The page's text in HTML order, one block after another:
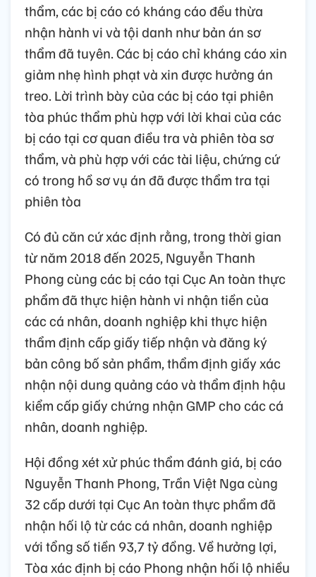
thẩm, các bị cáo có kháng cáo đều thừa
nhận hành vi và tội danh như bản án sơ
thẩm đã tuyên. Các bị cáo chỉ kháng cáo xin
giảm nhẹ hình phạt và xin được hưởng án
treo. Lời trình bày của các bị cáo tại phiên
tòa phúc thẩm phù hợp với lời khai của các
bị cáo tại cơ quan điều tra và phiên tòa sơ
thẩm, và phù hợp với các tài liệu, chứng cứ
có trong hồ sơ vụ án đã được thẩm tra tại
phiên tòa
Có đủ căn cứ xác định rằng, trong thời gian
từ năm 2018 đến 2025, Nguyễn Thanh
Phong cùng các bị cáo tại Cục An toàn thực
phẩm đã thực hiện hành vi nhận tiền của
các cá nhân, doanh nghiệp khi thực hiện
thẩm định cấp giấy tiếp nhận và đăng ký
bản công bố sản phẩm, thẩm định giấy xác
nhận nội dung quảng cáo và thẩm định hậu
kiểm cấp giấy chứng nhận GMP cho các cá
nhân, doanh nghiệp.
Hội đồng xét xử phúc thẩm đánh giá, bị cáo
Nguyễn Thanh Phong, Trần Việt Nga cùng
32 cấp dưới tại Cục An toàn thực phẩm đã
nhận hối lộ từ các cá nhân, doanh nghiệp
với tổng số tiền 93,7 tỷ đồng. Về hưởng lợi,
Tòa xác định bị cáo Phong nhận hối lộ nhiều